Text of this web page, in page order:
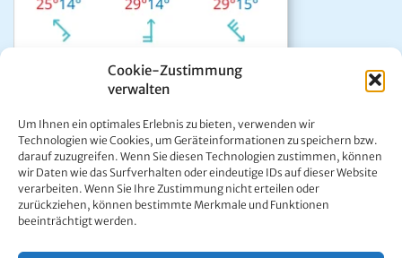
Cookie-Zustimmung
verwalten
Um Ihnen ein optimales Erlebnis zu bieten, verwenden wir
Technologien wie Cookies, um Geräteinformationen zu speichern bzw.
darauf zuzugreifen. Wenn Sie diesen Technologien zustimmen, können
wir Daten wie das Surfverhalten oder eindeutige IDs auf dieser Website
verarbeiten. Wenn Sie Ihre Zustimmung nicht erteilen oder
zurückziehen, können bestimmte Merkmale und Funktionen
beeinträchtigt werden.
Das aktuelle Wetter in Mariazell
Unwetter Warnzentrale
Satellitenbild GeoSphere
ÖAMTC Verkehrsservice